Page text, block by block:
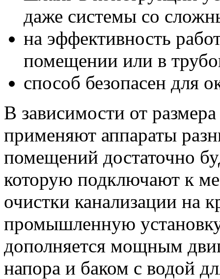
даже системы со
на эффективность
помещении или в
способ безопасен для
В зависимости от
применяют аппараты
помещений достаточно
которую подключают к
очистки канализации на
промышленную
дополняется мощным
напора и баком с водой